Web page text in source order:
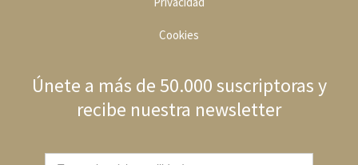
Cookies
Únete a más de 50.000 suscriptoras y
recibe nuestra newsletter